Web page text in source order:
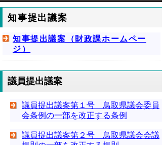
知事提出議案
知事提出議案（財政課ホームペー
ジ）
議員提出議案
議員提出議案第１号 鳥取県議会委員
会条例の一部を改正する条例
議員提出議案第２号 鳥取県議会会議